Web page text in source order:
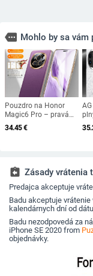
more Mohlo by sa vám
Pouzdro na Honor
Magic6 Pro – pravá
koža a kovová
konštrukcia, ochrana
34.45€
assignment_return Zásady vrátenia
Predajca akceptuje
Badu akceptuje
kalendárnych dní od
Badu nezodpovedá za
iPhone SE 2020 from
objednávky.